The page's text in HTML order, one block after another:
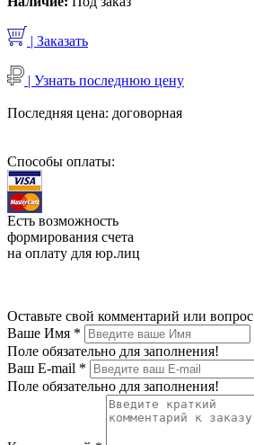
| Заказать
| Узнать последнюю цену
Последняя цена: договорная
Способы оплаты:
Есть возможность
формирования счета
на оплату для юр.лиц
Оставьте свой комментарий или вопрос
Ваше Имя *
Поле обязательно для заполнения!
Ваш E-mail *
Поле обязательно для заполнения!